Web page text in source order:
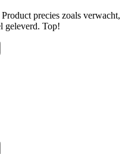
precies zoals verwacht,
geleverd. Top!